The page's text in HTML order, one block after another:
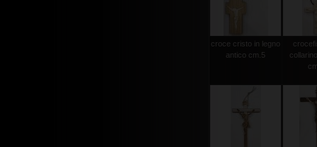
croce cristo in legno
antico cm.5